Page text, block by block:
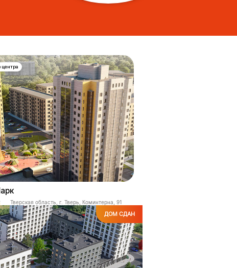
центра
Тверская область, г. Тверь, Коминтерна, 91
ДОМ СДАН